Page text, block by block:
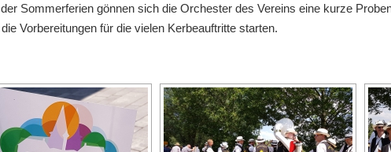
Sommerferien gönnen sich die Orchester des Vereins eine kurze
Vorbereitungen für die vielen Kerbeauftritte starten.